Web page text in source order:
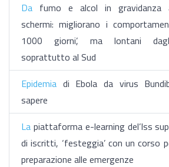
Da fumo e alcol in gravidanza
schermi: migliorano i
1000 giorni’, ma lontani
soprattutto al Sud
Epidemia di Ebola da virus
sapere
La piattaforma e-learning del’Iss
di iscritti, ‘festeggia’ con un corso
preparazione alle emergenze